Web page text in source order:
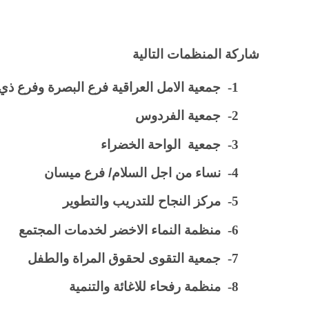
شاركة المنظمات التالية
1-
جمعية الامل العراقية فرع البصرة وفرع
2-
جمعية الفردوس
3-
جمعية الواحة الخضراء
4-
نساء من اجل السلام/ فرع ميسان
5-
مركز النجاح للتدريب والتطوير
6-
منظمة النماء الاخضر لخدمات المجتمع
7-
جمعية التقوى لحقوق المراة والطفل
8-
منظمة رفحاء للاغائة والتنمية